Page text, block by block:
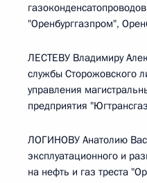
"Оренбурггазпром",
ЛЕСТЕВУ Владимиру
службы Сторожовского
управления
предприятия
ЛОГИНОВУ Анатолию
эксплуатационного и
на нефть и газ треста